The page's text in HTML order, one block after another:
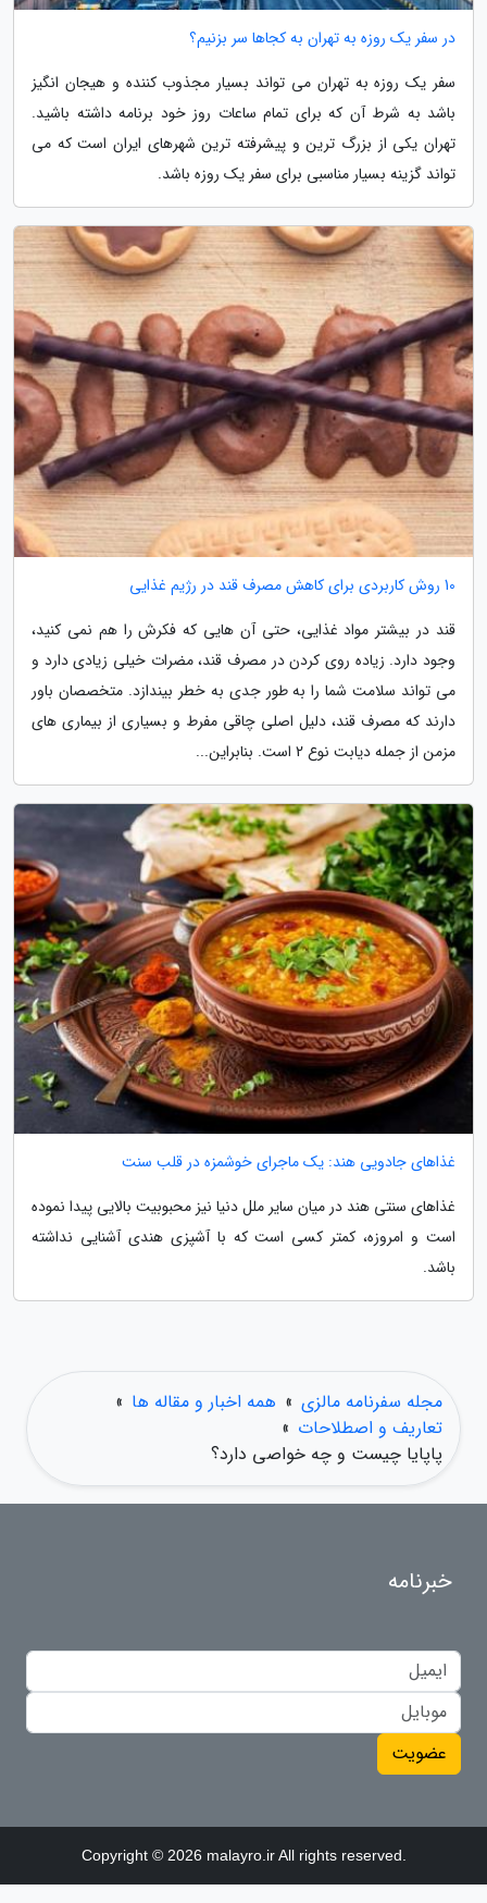
در سفر یک روزه به تهران به کجاها سر بزنیم؟
سفر یک روزه به تهران می تواند بسیار مجذوب کننده و هیجان انگیز
باشد به شرط آن که برای تمام ساعات روز خود برنامه داشته باشید.
تهران یکی از بزرگ ترین و پیشرفته ترین شهرهای ایران است که می
تواند گزینه بسیار مناسبی برای سفر یک روزه باشد.
10 روش کاربردی برای کاهش مصرف قند در رژیم غذایی
قند در بیشتر مواد غذایی، حتی آن هایی که فکرش را هم نمی کنید،
وجود دارد. زیاده روی کردن در مصرف قند، مضرات خیلی زیادی دارد و
می تواند سلامت شما را به طور جدی به خطر بیندازد. متخصصان باور
دارند که مصرف قند، دلیل اصلی چاقی مفرط و بسیاری از بیماری های
مزمن از جمله دیابت نوع 2 است. بنابراین...
غذاهای جادویی هند: یک ماجرای خوشمزه در قلب سنت
غذاهای سنتی هند در میان سایر ملل دنیا نیز محبوبیت بالایی پیدا نموده
است و امروزه، کمتر کسی است که با آشپزی هندی آشنایی نداشته
باشد.
مجله سفرنامه مالزی » همه اخبار و مقاله ها »
تعاریف و اصطلاحات »
پاپایا چیست و چه خواصی دارد؟
خبرنامه
عضویت
Copyright © 2026 malayro.ir All rights reserved.